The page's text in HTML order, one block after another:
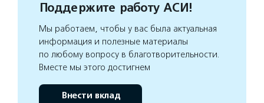
Поддержите работу АСИ!
Мы работаем, чтобы у вас была актуальная
информация и полезные материалы
по любому вопросу в благотворительности.
Вместе мы этого достигнем
Внести вклад